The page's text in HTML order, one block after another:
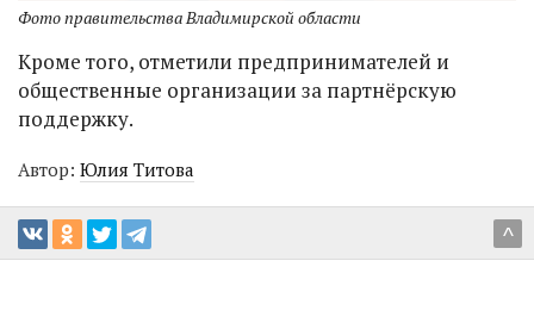
Фото правительства Владимирской области
Кроме того, отметили предпринимателей и
общественные организации за партнёрскую
поддержку.
Автор: Юлия Титова
^